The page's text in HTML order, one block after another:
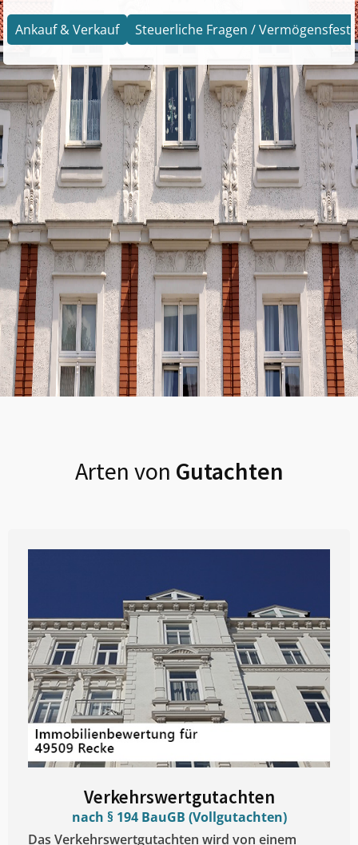
Ankauf & Verkauf Steuerliche Fragen /
Arten von Gutachten
Verkehrswertgutachten
nach § 194 BauGB (Vollgutachten)
Das Verkehrswertgutachten wird von einem